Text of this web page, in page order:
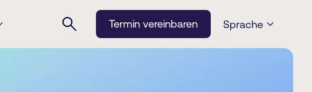
Termin vereinbaren Sprache